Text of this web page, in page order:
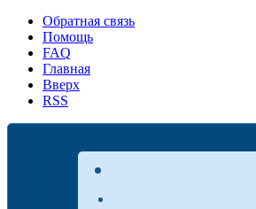
Обратная связь
Помощь
FAQ
Главная
Вверх
RSS